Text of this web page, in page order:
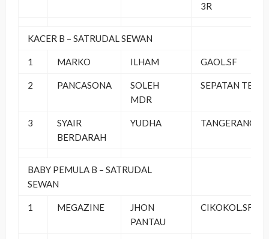
3R
KACER B – SATRUDAL SEWAN
1 MARKO ILHAM GAOL.SF
2 PANCASONA
SOLEH
MDR
SEPATAN TEAM
3
SYAIR
BERDARAH
YUDHA TANGERANG
BABY PEMULA B – SATRUDAL
SEWAN
1 MEGAZINE
JHON
PANTAU
CIKOKOL.SF